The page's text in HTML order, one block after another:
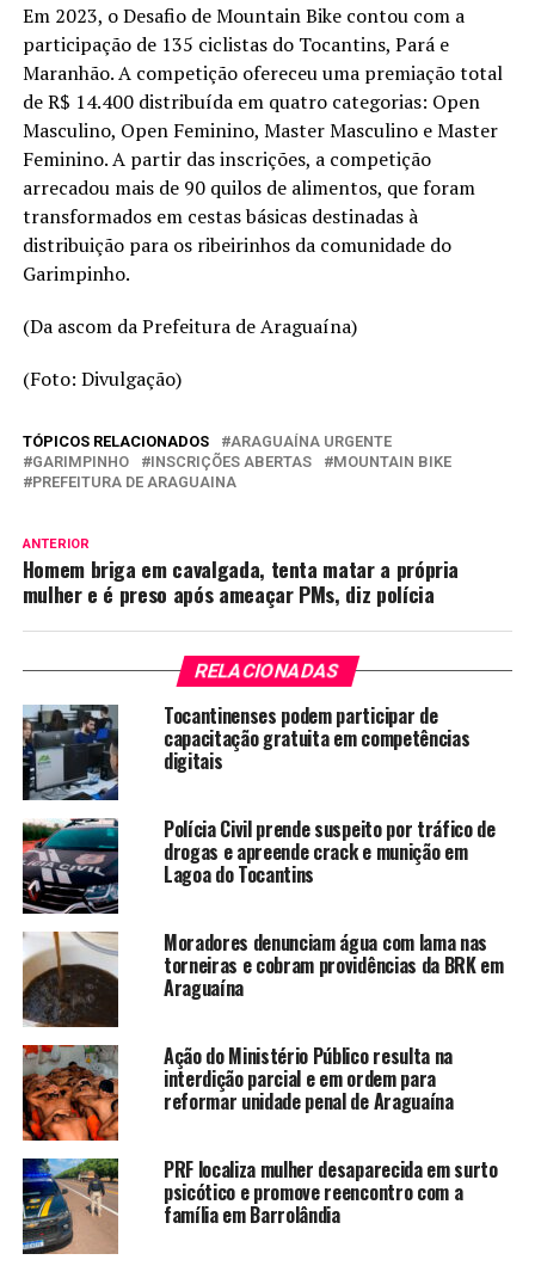
Em 2023, o Desafio de Mountain Bike contou com a
participação de 135 ciclistas do Tocantins, Pará e
Maranhão. A competição ofereceu uma premiação total
de R$ 14.400 distribuída em quatro categorias: Open
Masculino, Open Feminino, Master Masculino e Master
Feminino. A partir das inscrições, a competição
arrecadou mais de 90 quilos de alimentos, que foram
transformados em cestas básicas destinadas à
distribuição para os ribeirinhos da comunidade do
Garimpinho.
(Da ascom da Prefeitura de Araguaína)
(Foto: Divulgação)
TÓPICOS RELACIONADOS
ARAGUAÍNA URGENTE
GARIMPINHO
INSCRIÇÕES ABERTAS
MOUNTAIN BIKE
PREFEITURA DE ARAGUAINA
ANTERIOR
Homem briga em cavalgada, tenta matar a própria
mulher e é preso após ameaçar PMs, diz polícia
RELACIONADAS
Tocantinenses podem participar de
capacitação gratuita em competências
digitais
Polícia Civil prende suspeito por tráfico de
drogas e apreende crack e munição em
Lagoa do Tocantins
Moradores denunciam água com lama nas
torneiras e cobram providências da BRK em
Araguaína
Ação do Ministério Público resulta na
interdição parcial e em ordem para
reformar unidade penal de Araguaína
PRF localiza mulher desaparecida em surto
psicótico e promove reencontro com a
família em Barrolândia